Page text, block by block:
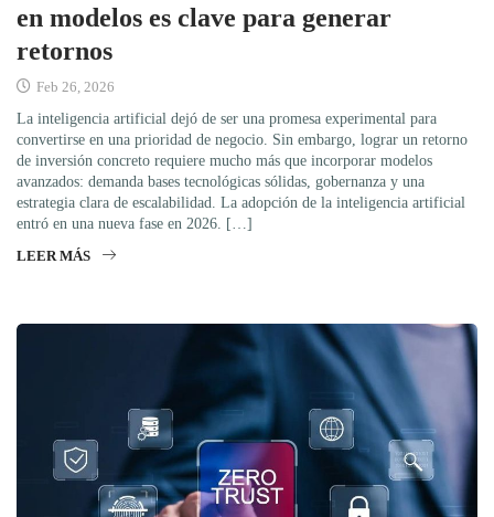
en modelos es clave para generar
retornos
Feb 26, 2026
La inteligencia artificial dejó de ser una promesa experimental para
convertirse en una prioridad de negocio. Sin embargo, lograr un retorno
de inversión concreto requiere mucho más que incorporar modelos
avanzados: demanda bases tecnológicas sólidas, gobernanza y una
estrategia clara de escalabilidad. La adopción de la inteligencia artificial
entró en una nueva fase en 2026. […]
LEER MÁS